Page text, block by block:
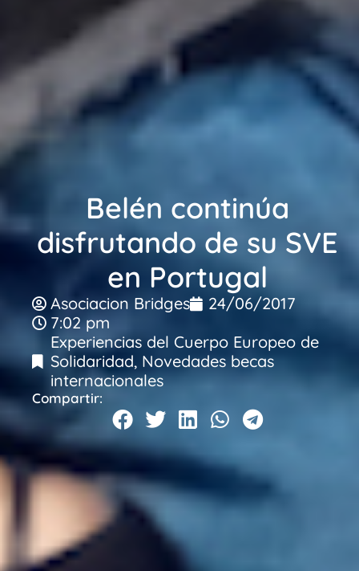
Belén continúa
disfrutando de su SVE
en Portugal
Asociacion Bridges
24/06/2017
7:02 pm
Experiencias del Cuerpo Europeo de
Solidaridad, Novedades becas
internacionales
Compartir: